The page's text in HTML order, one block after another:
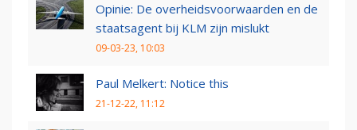
Opinie: De overheidsvoorwaarden en de
staatsagent bij KLM zijn mislukt
09-03-23, 10:03
Paul Melkert: Notice this
21-12-22, 11:12